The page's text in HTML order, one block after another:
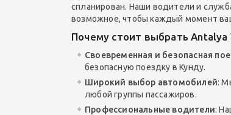
спланирован. Наши водители и
возможное, чтобы каждый момент
Почему стоит выбратьAntalya
Своевременная и безопасная
безопасную поездку в Кунду.
Широкий выбор автомобилей:
любой группы пассажиров.
Профессиональные водители: